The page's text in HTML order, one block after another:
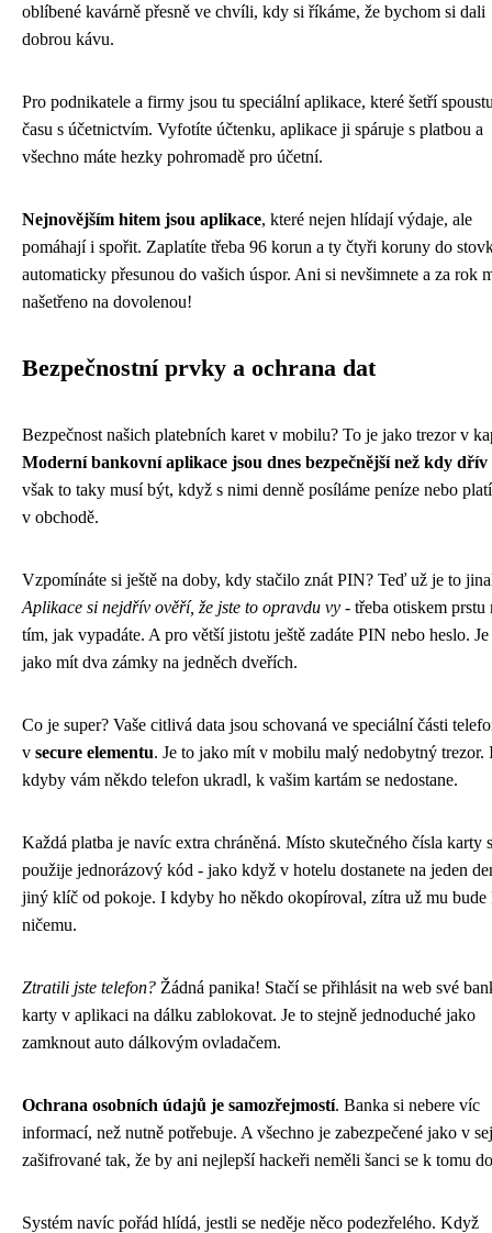
oblíbené kavárně přesně ve chvíli, kdy si říkáme, že bychom si dali
dobrou kávu.
Pro podnikatele a firmy jsou tu speciální aplikace, které šetří
času s účetnictvím. Vyfotíte účtenku, aplikace ji spáruje s platbou a
všechno máte hezky pohromadě pro účetní.
Nejnovějším hitem jsou aplikace, které nejen hlídají výdaje, ale
pomáhají i spořit. Zaplatíte třeba 96 korun a ty čtyři koruny do
automaticky přesunou do vašich úspor. Ani si nevšimnete a za rok
našetřeno na dovolenou!
Bezpečnostní prvky a ochrana dat
Bezpečnost našich platebních karet v mobilu? To je jako trezor v
Moderní bankovní aplikace jsou dnes bezpečnější než kdy dřív
však to taky musí být, když s nimi denně posíláme peníze nebo
v obchodě.
Vzpomínáte si ještě na doby, kdy stačilo znát PIN? Teď už je to
Aplikace si nejdřív ověří, že jste to opravdu vy - třeba otiskem prstu
tím, jak vypadáte. A pro větší jistotu ještě zadáte PIN nebo heslo.
jako mít dva zámky na jedněch dveřích.
Co je super? Vaše citlivá data jsou schovaná ve speciální části
v secure elementu. Je to jako mít v mobilu malý nedobytný trezor.
kdyby vám někdo telefon ukradl, k vašim kartám se nedostane.
Každá platba je navíc extra chráněná. Místo skutečného čísla karty
použije jednorázový kód - jako když v hotelu dostanete na jeden
jiný klíč od pokoje. I kdyby ho někdo okopíroval, zítra už mu bude
ničemu.
Ztratili jste telefon? Žádná panika! Stačí se přihlásit na web své
karty v aplikaci na dálku zablokovat. Je to stejně jednoduché jako
zamknout auto dálkovým ovladačem.
Ochrana osobních údajů je samozřejmostí. Banka si nebere víc
informací, než nutně potřebuje. A všechno je zabezpečené jako v
zašifrované tak, že by ani nejlepší hackeři neměli šanci se k tomu
Systém navíc pořád hlídá, jestli se neděje něco podezřelého. Když